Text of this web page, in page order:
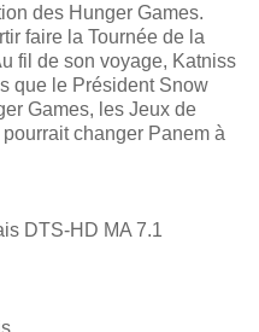
des Hunger Games.
faire la Tournée de la
fil de son voyage, Katniss
que le Président Snow
Games, les Jeux de
changer Panem à
DTS-HD MA 7.1